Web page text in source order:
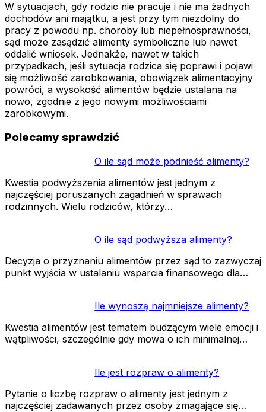
W sytuacjach, gdy rodzic nie pracuje i nie ma żadnych
dochodów ani majątku, a jest przy tym niezdolny do
pracy z powodu np. choroby lub niepełnosprawności,
sąd może zasądzić alimenty symboliczne lub nawet
oddalić wniosek. Jednakże, nawet w takich
przypadkach, jeśli sytuacja rodzica się poprawi i pojawi
się możliwość zarobkowania, obowiązek alimentacyjny
powróci, a wysokość alimentów będzie ustalana na
nowo, zgodnie z jego nowymi możliwościami
zarobkowymi.
Polecamy sprawdzić
O ile sąd może podnieść alimenty?
Kwestia podwyższenia alimentów jest jednym z
najczęściej poruszanych zagadnień w sprawach
rodzinnych. Wielu rodziców, którzy…
O ile sąd podwyższa alimenty?
Decyzja o przyznaniu alimentów przez sąd to zazwyczaj
punkt wyjścia w ustalaniu wsparcia finansowego dla…
Ile wynoszą najmniejsze alimenty?
Kwestia alimentów jest tematem budzącym wiele emocji i
wątpliwości, szczególnie gdy mowa o ich minimalnej…
Ile jest rozpraw o alimenty?
Pytanie o liczbę rozpraw o alimenty jest jednym z
najczęściej zadawanych przez osoby zmagające się…